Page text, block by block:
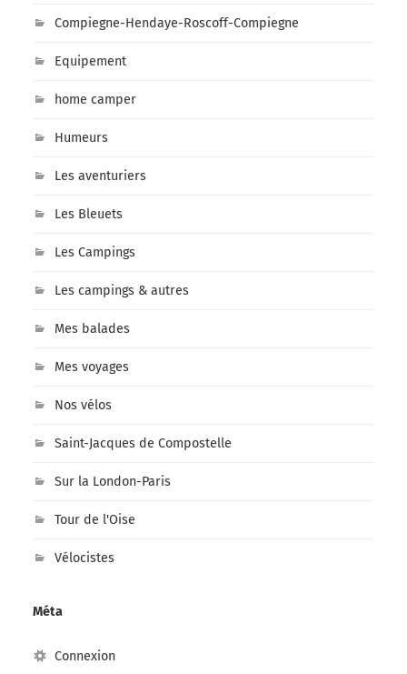
Compiegne-Hendaye-Roscoff-Compiegne
Equipement
home camper
Humeurs
Les aventuriers
Les Bleuets
Les Campings
Les campings & autres
Mes balades
Mes voyages
Nos vélos
Saint-Jacques de Compostelle
Sur la London-Paris
Tour de l'Oise
Vélocistes
Méta
Connexion